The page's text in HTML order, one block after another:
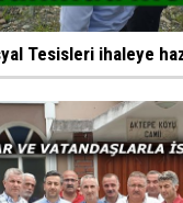
Tesisleri ihaleye